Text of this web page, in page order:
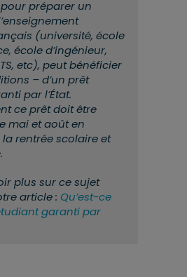
préparer un
(université, école
école d’ingénieur,
etc), peut bénéficier
– d’un prêt
par l’État.
ce prêt doit être
mai et août en
rentrée scolaire et
plus sur ce sujet
article : Qu’est-ce
garanti par